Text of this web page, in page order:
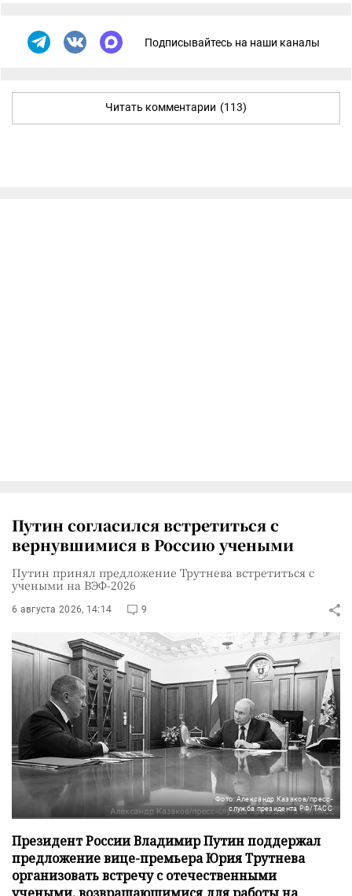
Подписывайтесь на наши каналы
Читать комментарии (113)
Путин согласился встретиться с
вернувшимися в Россию учеными
Путин принял предложение Трутнева встретиться с
учеными на ВЭФ-2026
6 августа 2026, 14:14 9
Фото: Александр Казаков/пресс-
служба президента РФ/ТАСС
Президент России Владимир Путин поддержал
предложение вице-премьера Юрия Трутнева
организовать встречу с отечественными